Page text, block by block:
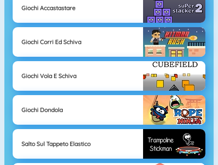
Giochi Accastastare
Giochi Corri Ed Schiva
Giochi Vola E Schiva
Giochi Dondola
Salto Sul Tappeto Elastico